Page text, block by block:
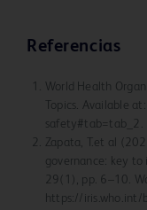
Referencias
World Health
Topics. Available
safety#tab=tab_2.
Zapata, T.et al
governance: key to
29(1), pp. 6–10.
https://